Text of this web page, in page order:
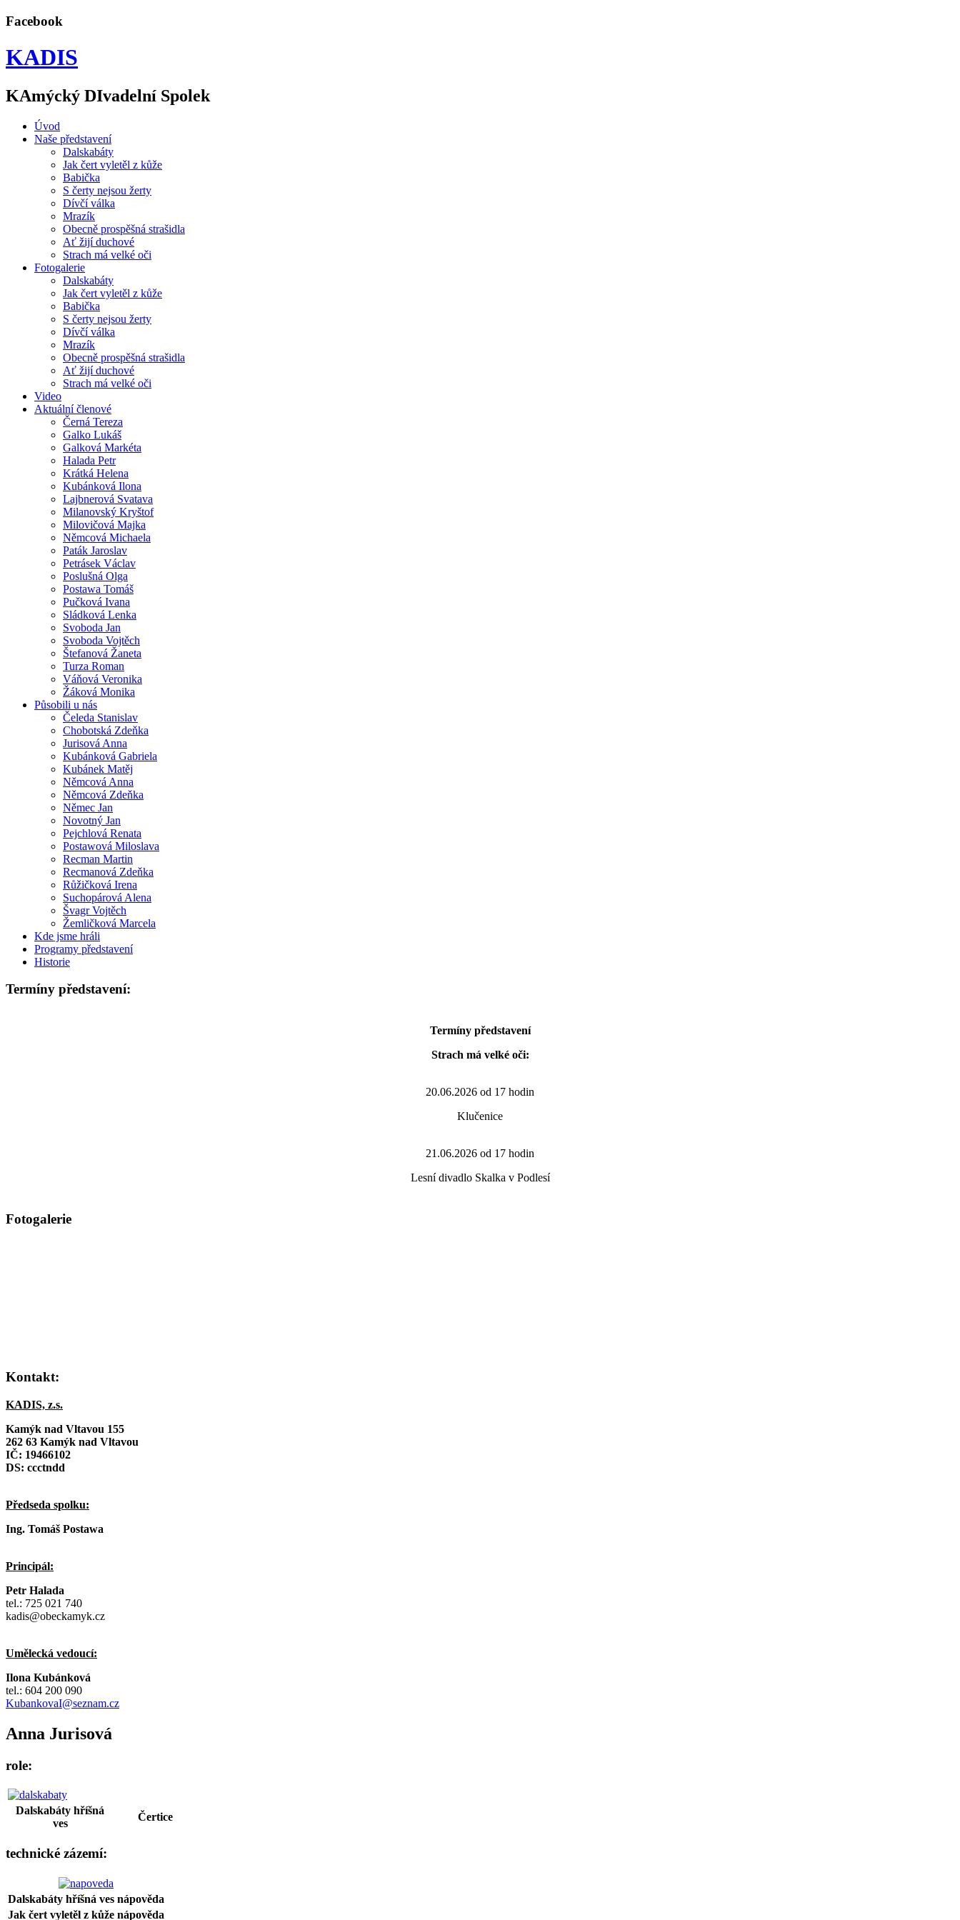
Facebook
KADIS
KAmýcký DIvadelní Spolek
Úvod
Naše představení
Dalskabáty
Jak čert vyletěl z kůže
Babička
S čerty nejsou žerty
Dívčí válka
Mrazík
Obecně prospěšná strašidla
Ať žijí duchové
Strach má velké oči
Fotogalerie
Dalskabáty
Jak čert vyletěl z kůže
Babička
S čerty nejsou žerty
Dívčí válka
Mrazík
Obecně prospěšná strašidla
Ať žijí duchové
Strach má velké oči
Video
Aktuální členové
Černá Tereza
Galko Lukáš
Galková Markéta
Halada Petr
Krátká Helena
Kubánková Ilona
Lajbnerová Svatava
Milanovský Kryštof
Milovičová Majka
Němcová Michaela
Paták Jaroslav
Petrásek Václav
Poslušná Olga
Postawa Tomáš
Pučková Ivana
Sládková Lenka
Svoboda Jan
Svoboda Vojtěch
Štefanová Žaneta
Turza Roman
Váňová Veronika
Žáková Monika
Působili u nás
Čeleda Stanislav
Chobotská Zdeňka
Jurisová Anna
Kubánková Gabriela
Kubánek Matěj
Němcová Anna
Němcová Zdeňka
Němec Jan
Novotný Jan
Pejchlová Renata
Postawová Miloslava
Recman Martin
Recmanová Zdeňka
Růžičková Irena
Suchopárová Alena
Švagr Vojtěch
Žemličková Marcela
Kde jsme hráli
Programy představení
Historie
Termíny představení:
Termíny představení
Strach má velké oči:
20.06.2026 od 17 hodin
Klučenice
21.06.2026 od 17 hodin
Lesní divadlo Skalka v Podlesí
Fotogalerie
Kontakt:
KADIS, z.s.
Kamýk nad Vltavou 155
262 63 Kamýk nad Vltavou
IČ: 19466102
DS: ccctndd
Předseda spolku:
Ing. Tomáš Postawa
Principál:
Petr Halada
tel.: 725 021 740
kadis@obeckamyk.cz
Umělecká vedoucí:
Ilona Kubánková
tel.: 604 200 090
KubankovaI@seznam.cz
Anna Jurisová
role:
Dalskabáty hříšná
ves
Čertice
technické zázemí:
Dalskabáty hříšná ves nápověda
Jak čert vyletěl z kůže nápověda